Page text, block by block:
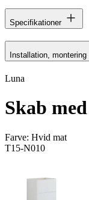
Specifikationer
Installation, montering
Luna
Skab
Farve: Hvid mat
T15-N010